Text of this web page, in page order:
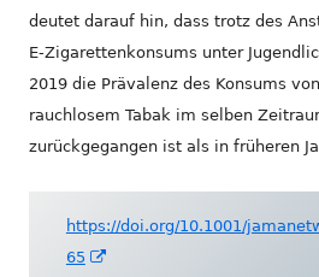
deutet darauf hin, dass trotz des
E-Zigarettenkonsums unter
2019 die Prävalenz des Konsums
rauchlosem Tabak im selben
zurückgegangen ist als in früheren
https://doi.org/10.1001/
65